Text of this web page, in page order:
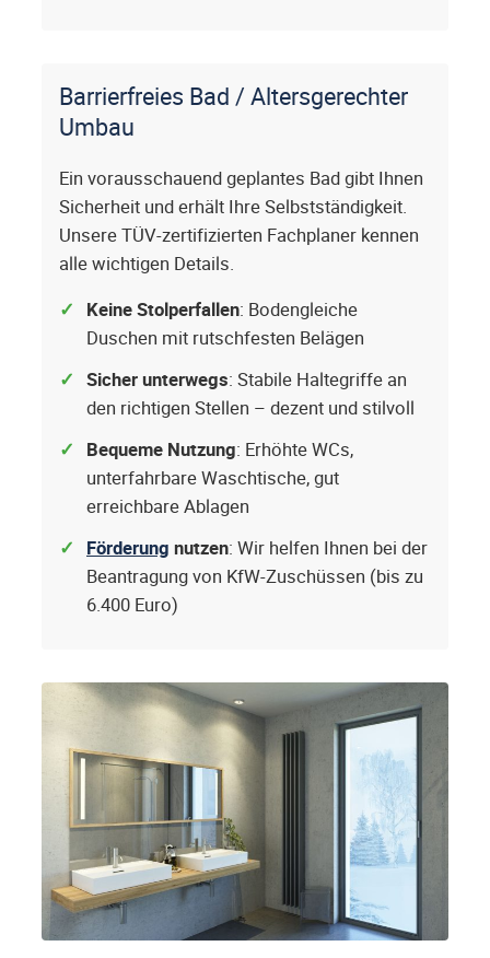
Barrierfreies Bad / Altersgerechter
Umbau
Ein vorausschauend geplantes Bad gibt Ihnen
Sicherheit und erhält Ihre Selbstständigkeit.
Unsere TÜV-zertifizierten Fachplaner kennen
alle wichtigen Details.
Keine Stolperfallen: Bodengleiche
Duschen mit rutschfesten Belägen
Sicher unterwegs: Stabile Haltegriffe an
den richtigen Stellen – dezent und stilvoll
Bequeme Nutzung: Erhöhte WCs,
unterfahrbare Waschtische, gut
erreichbare Ablagen
Förderung nutzen: Wir helfen Ihnen bei der
Beantragung von KfW-Zuschüssen (bis zu
6.400 Euro)